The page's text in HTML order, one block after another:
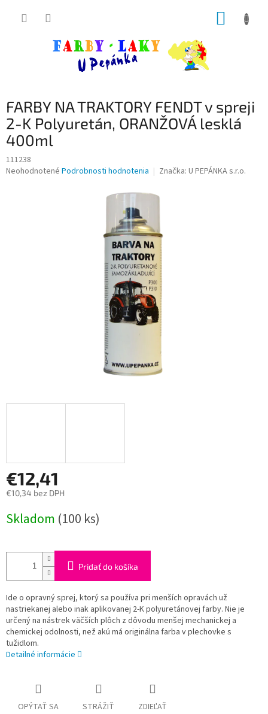
FARBY NA TRAKTORY FENDT v spreji
2-K Polyuretán, ORANŽOVÁ lesklá
400ml
111238
Priemerné
Neohodnotené Podrobnosti hodnotenia Značka: U PEPÁNKA s.r.o.
€12,41
€10,34 bez DPH
cena:
Skladom (100 ks)
Pridať do košíka
Ide o opravný sprej, ktorý sa používa pri menších opravách už
nastriekanej alebo inak aplikovanej 2-K polyuretánovej farby. Nie je
určený na nástrek väčších plôch z dôvodu menšej mechanickej a
chemickej odolnosti, než akú má originálna farba v plechovke s
tužidlom.
Detailné informácie
OPÝTAŤ SA STRÁŽIŤ ZDIEĽAŤ